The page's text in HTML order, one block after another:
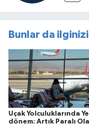
Bunlar da
Uçak Yolculuklarında
dönem: Artık Paralı